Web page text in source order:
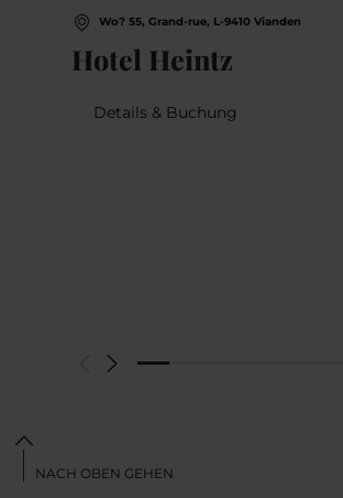
Wo? 55, Grand-rue, L-9410 Vianden
Hotel Heintz
Details & Buchung
NACH OBEN GEHEN